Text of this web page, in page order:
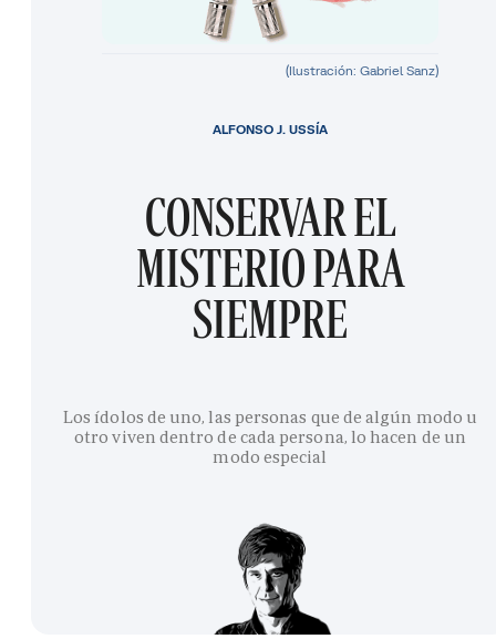
(Ilustración: Gabriel Sanz)
CONSERVAR EL
MISTERIO PARA
SIEMPRE
Los ídolos de uno, las personas que de algún modo u
otro viven dentro de cada persona, lo hacen de un
modo especial
ALFONSO J. USSÍA